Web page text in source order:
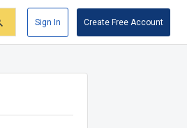
Sign In Create Free Account